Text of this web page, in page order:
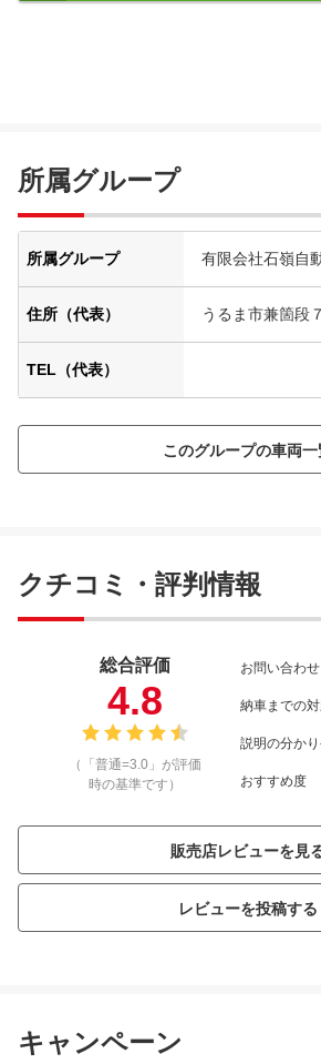
所属グループ
所属グループ 有限会社石嶺自
住所（代表） うるま市兼箇段
TEL（代表）
このグループの車両一
クチコミ・評判情報
総合評価
4.8
（「普通=3.0」が評価
時の基準です）
お問い合わせ
納車までの
説明の分か
おすすめ度
販売店レビューを見
レビューを投稿する
キャンペーン